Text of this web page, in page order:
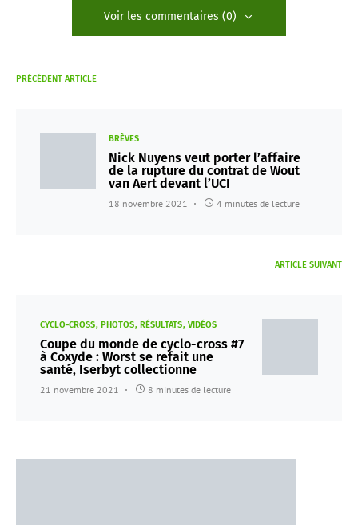
Voir les commentaires (0)
PRÉCÉDENT ARTICLE
BRÈVES
Nick Nuyens veut porter l’affaire
de la rupture du contrat de Wout
van Aert devant l’UCI
18 novembre 2021 4 minutes de lecture
ARTICLE SUIVANT
CYCLO-CROSS PHOTOS RÉSULTATS VIDÉOS
Coupe du monde de cyclo-cross #7
à Coxyde : Worst se refait une
santé, Iserbyt collectionne
21 novembre 2021 8 minutes de lecture